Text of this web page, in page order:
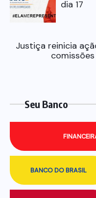
dia 17
Justiça reinicia
Seu Banco
BANCO DO BRASIL